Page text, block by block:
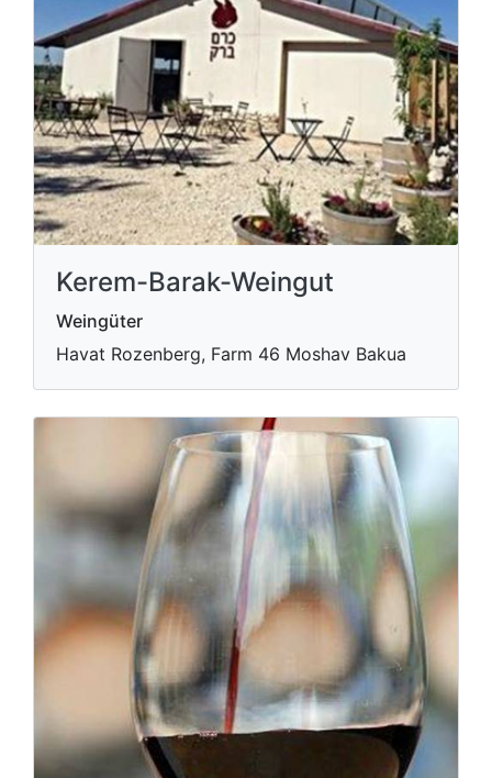
Kerem-Barak-Weingut
Weingüter
Havat Rozenberg, Farm 46 Moshav Bakua